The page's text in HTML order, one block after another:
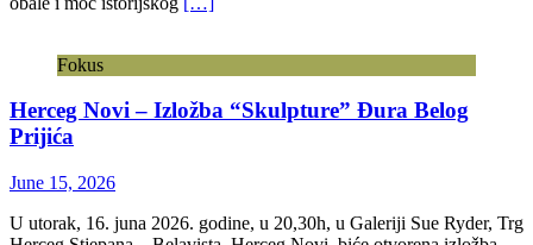
Fokus
Herceg Novi – Izložba “Skulpture” Đura Belog
Prijića
June 15, 2026
U utorak, 16. juna 2026. godine, u 20,30h, u Galeriji Sue Ryder, Trg